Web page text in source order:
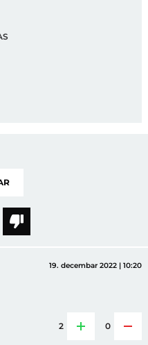
19. decembar 2022 | 10:20
2 0